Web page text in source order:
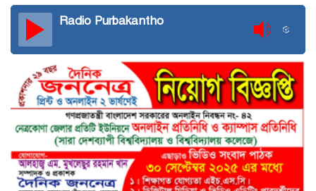
Radio Purbakantho